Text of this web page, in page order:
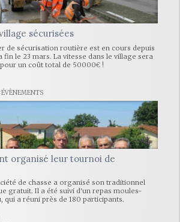
sécurisées
de sécurisation routière est en cours depuis
fin le 23 mars. La vitesse dans le village sera
un coût total de 50000€ !
ÉVÈNEMENTS
organisé leur tournoi de
de chasse a organisé son traditionnel
gratuit. Il a été suivi d'un repas moules-
qui a réuni près de 180 participants.